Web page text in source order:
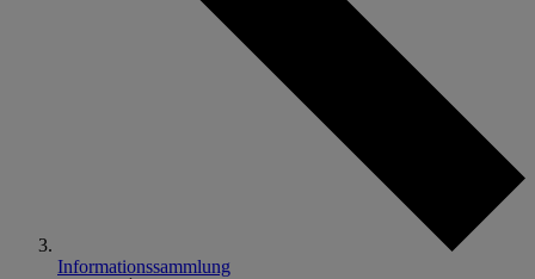
Informationssammlung